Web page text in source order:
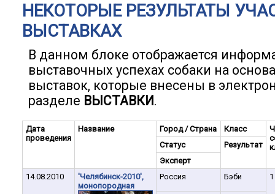
НЕКОТОРЫЕ РЕЗУЛЬТАТЫ
ВЫСТАВКАХ
В данном блоке отображается
выставочных успехах собаки на
выставок, которые внесены в
разделе ВЫСТАВКИ.
Дата
проведения
Название Город / Страна Класс
Статус
Результат
Эксперт
14.08.2010
'Челябинск-2010',
монопородная
Россия Бэби 1